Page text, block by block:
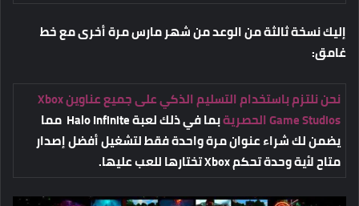
إليك نسخة ثالثة من الوعد من شهر مارس مرة أخرى مع خط
غامق:
نحن نلتزم باستخدام التسليم الذكي على جميع عناوينXbox
Game Studiosالحصرية
بما في ذلك لعبة Halo Infinite مما
يضمن لك شراء عنوان مرة واحدة فقط لتشغيل أفضل إصدار
متاح لأية وحدة تحكم Xbox تختارها للعب عليها.